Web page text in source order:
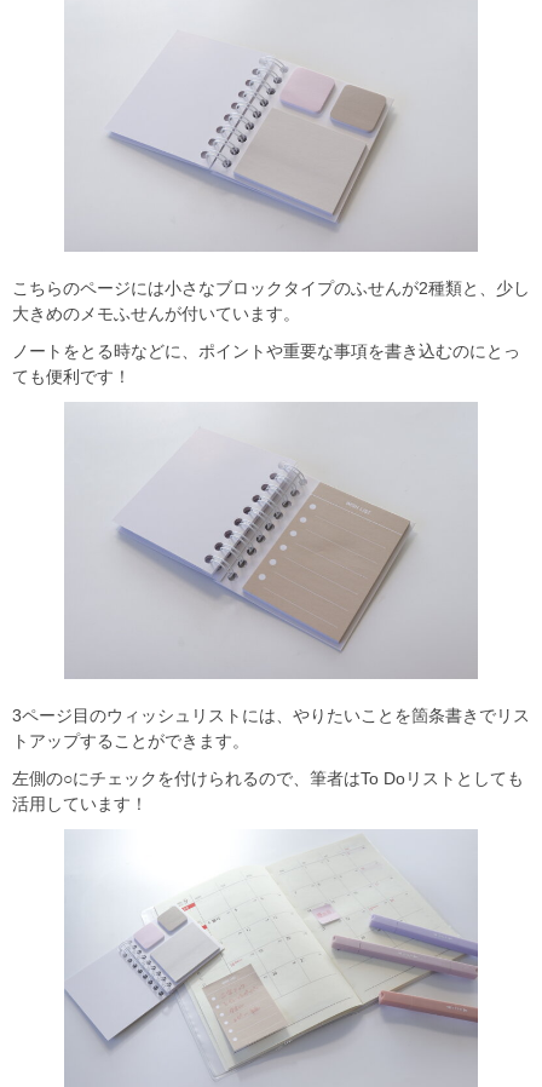
こちらのページには小さなブロックタイプのふせんが2種類と、少し
大きめのメモふせんが付いています。
ノートをとる時などに、ポイントや重要な事項を書き込むのにとっ
ても便利です！
3ページ目のウィッシュリストには、やりたいことを箇条書きでリス
トアップすることができます。
左側の○にチェックを付けられるので、筆者はTo Doリストとしても
活用しています！